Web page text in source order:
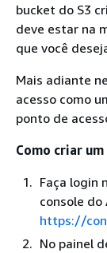
bucket do S3
deve estar na
que você
Mais adiante
acesso como
ponto de
Como criar
Faça login
console do
https://
No painel